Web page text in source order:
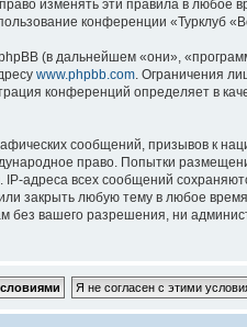
изменять эти правила в любое
конференции «Турклуб
(в дальнейшем «они»,
www.phpbb.com. Ограничения
конференций определяет в
сообщений, призывов к
право. Попытки
адреса всех сообщений
закрыть любую тему в любое
вашего разрешения, ни